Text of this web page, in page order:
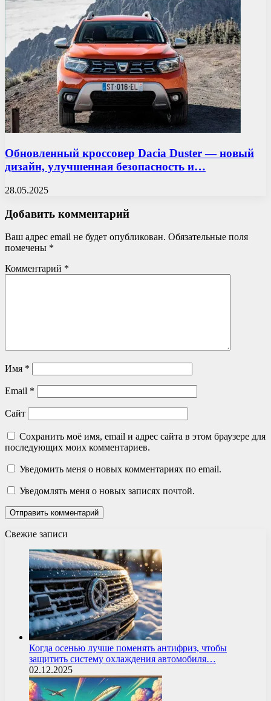
Обновленный кроссовер Dacia Duster — новый
дизайн, улучшенная безопасность и…
28.05.2025
Добавить комментарий
Ваш адрес email не будет опубликован. Обязательные поля
помечены *
Комментарий *
Имя *
Email *
Сайт
Сохранить моё имя, email и адрес сайта в этом браузере для
последующих моих комментариев.
Уведомить меня о новых комментариях по email.
Уведомлять меня о новых записях почтой.
Свежие записи
Когда осенью лучше поменять антифриз, чтобы
защитить систему охлаждения автомобиля…
02.12.2025